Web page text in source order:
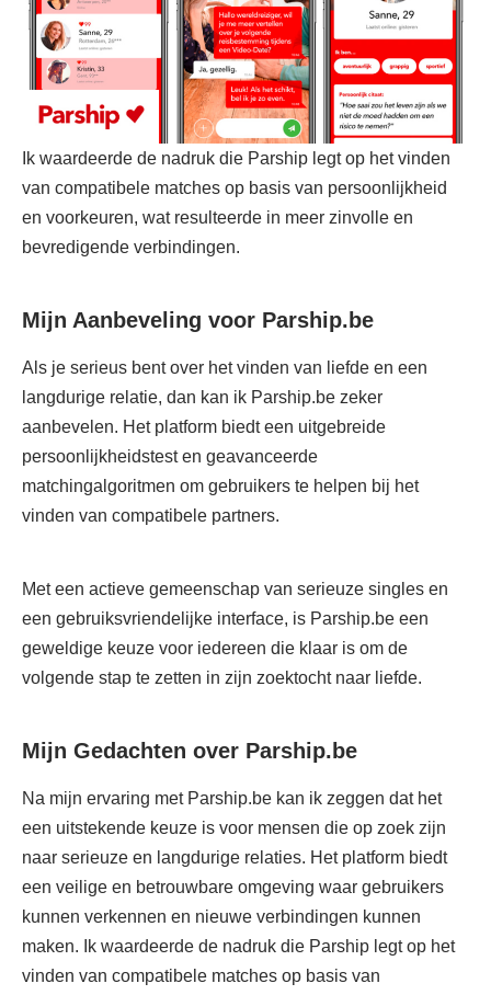
Ik waardeerde de nadruk die Parship legt op het vinden
van compatibele matches op basis van persoonlijkheid
en voorkeuren, wat resulteerde in meer zinvolle en
bevredigende verbindingen.
Mijn Aanbeveling voor Parship.be
Als je serieus bent over het vinden van liefde en een
langdurige relatie, dan kan ik Parship.be zeker
aanbevelen. Het platform biedt een uitgebreide
persoonlijkheidstest en geavanceerde
matchingalgoritmen om gebruikers te helpen bij het
vinden van compatibele partners.
Met een actieve gemeenschap van serieuze singles en
een gebruiksvriendelijke interface, is Parship.be een
geweldige keuze voor iedereen die klaar is om de
volgende stap te zetten in zijn zoektocht naar liefde.
Mijn Gedachten over Parship.be
Na mijn ervaring met Parship.be kan ik zeggen dat het
een uitstekende keuze is voor mensen die op zoek zijn
naar serieuze en langdurige relaties. Het platform biedt
een veilige en betrouwbare omgeving waar gebruikers
kunnen verkennen en nieuwe verbindingen kunnen
maken. Ik waardeerde de nadruk die Parship legt op het
vinden van compatibele matches op basis van